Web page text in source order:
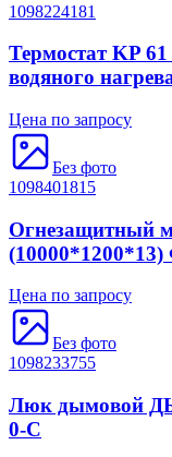
1098224181
Термостат KP
водяного
Цена по запросу
Без фото
1098401815
Огнезащитный
(10000*1200*13)
Цена по запросу
Без фото
1098233755
Люк дымовой
0-С